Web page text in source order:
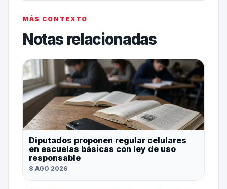
MÁS CONTEXTO
Notas relacionadas
Diputados proponen regular celulares
en escuelas básicas con ley de uso
responsable
8 AGO 2026